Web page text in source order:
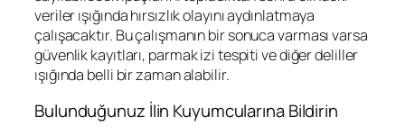
veriler ışığında hırsızlık olayını aydınlatmaya
çalışacaktır. Bu çalışmanın bir sonuca varması varsa
güvenlik kayıtları, parmak izi tespiti ve diğer deliller
ışığında belli bir zaman alabilir.
Bulunduğunuz İlin Kuyumcularına Bildirin